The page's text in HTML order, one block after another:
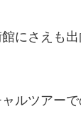
にさえも
ルツアー